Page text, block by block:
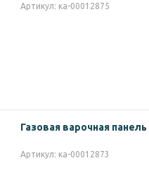
Артикул: ка-00012875
Газовая варочная панель
Артикул: ка-00012873